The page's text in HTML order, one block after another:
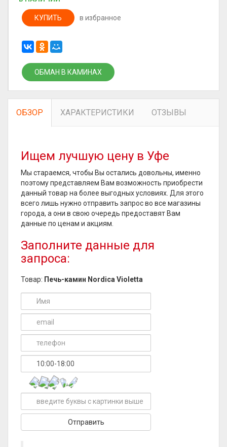
КУПИТЬ в избранное
ОБМАН В КАМИНАХ
ОБЗОР ХАРАКТЕРИСТИКИ ОТЗЫВЫ
Ищем лучшую цену в Уфе
Мы стараемся, чтобы Вы остались довольны, именно
поэтому представляем Вам возможность приобрести
данный товар на более выгодных условиях. Для этого
всего лишь нужно отправить запрос во все магазины
города, а они в свою очередь предоставят Вам
данные по ценам и акциям.
Заполните данные для
запроса:
Товар: Печь-камин Nordica Violetta